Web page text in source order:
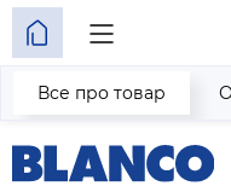
Все про товар